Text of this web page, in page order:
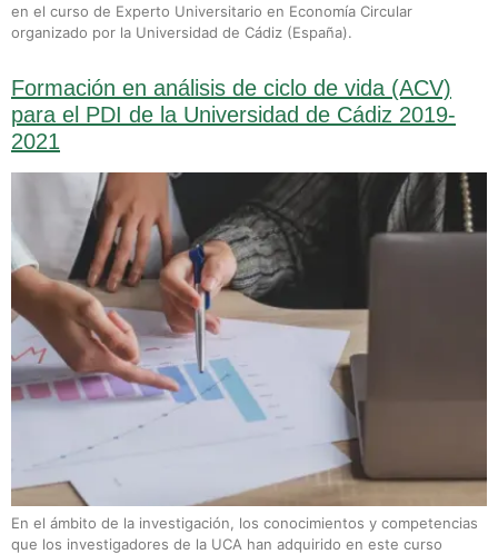
en el curso de Experto Universitario en Economía Circular
organizado por la Universidad de Cádiz (España).
Formación en análisis de ciclo de vida (ACV)
para el PDI de la Universidad de Cádiz 2019-
2021
En el ámbito de la investigación, los conocimientos y competencias
que los investigadores de la UCA han adquirido en este curso